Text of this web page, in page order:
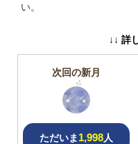
い。
↓↓ 詳
次回の新月
ただいま 1,998人